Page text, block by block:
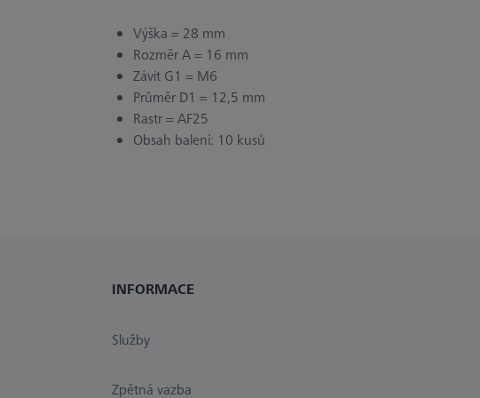
Výška = 28 mm
Rozměr A = 16 mm
Závit G1 = M6
Průměr D1 = 12,5 mm
Rastr = AF25
Obsah balení: 10 kusů
INFORMACE
Služby
Zpětná vazba